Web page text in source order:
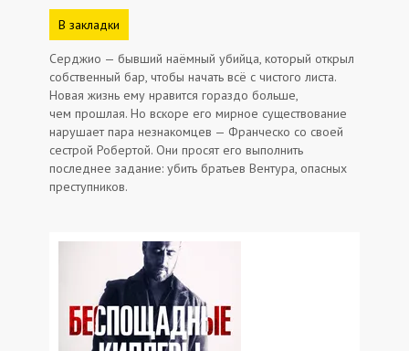
В закладки
Серджио — бывший наёмный убийца, который открыл
собственный бар, чтобы начать всё с чистого листа.
Новая жизнь ему нравится гораздо больше,
чем прошлая. Но вскоре его мирное существование
нарушает пара незнакомцев — Франческо со своей
сестрой Робертой. Они просят его выполнить
последнее задание: убить братьев Вентура, опасных
преступников.